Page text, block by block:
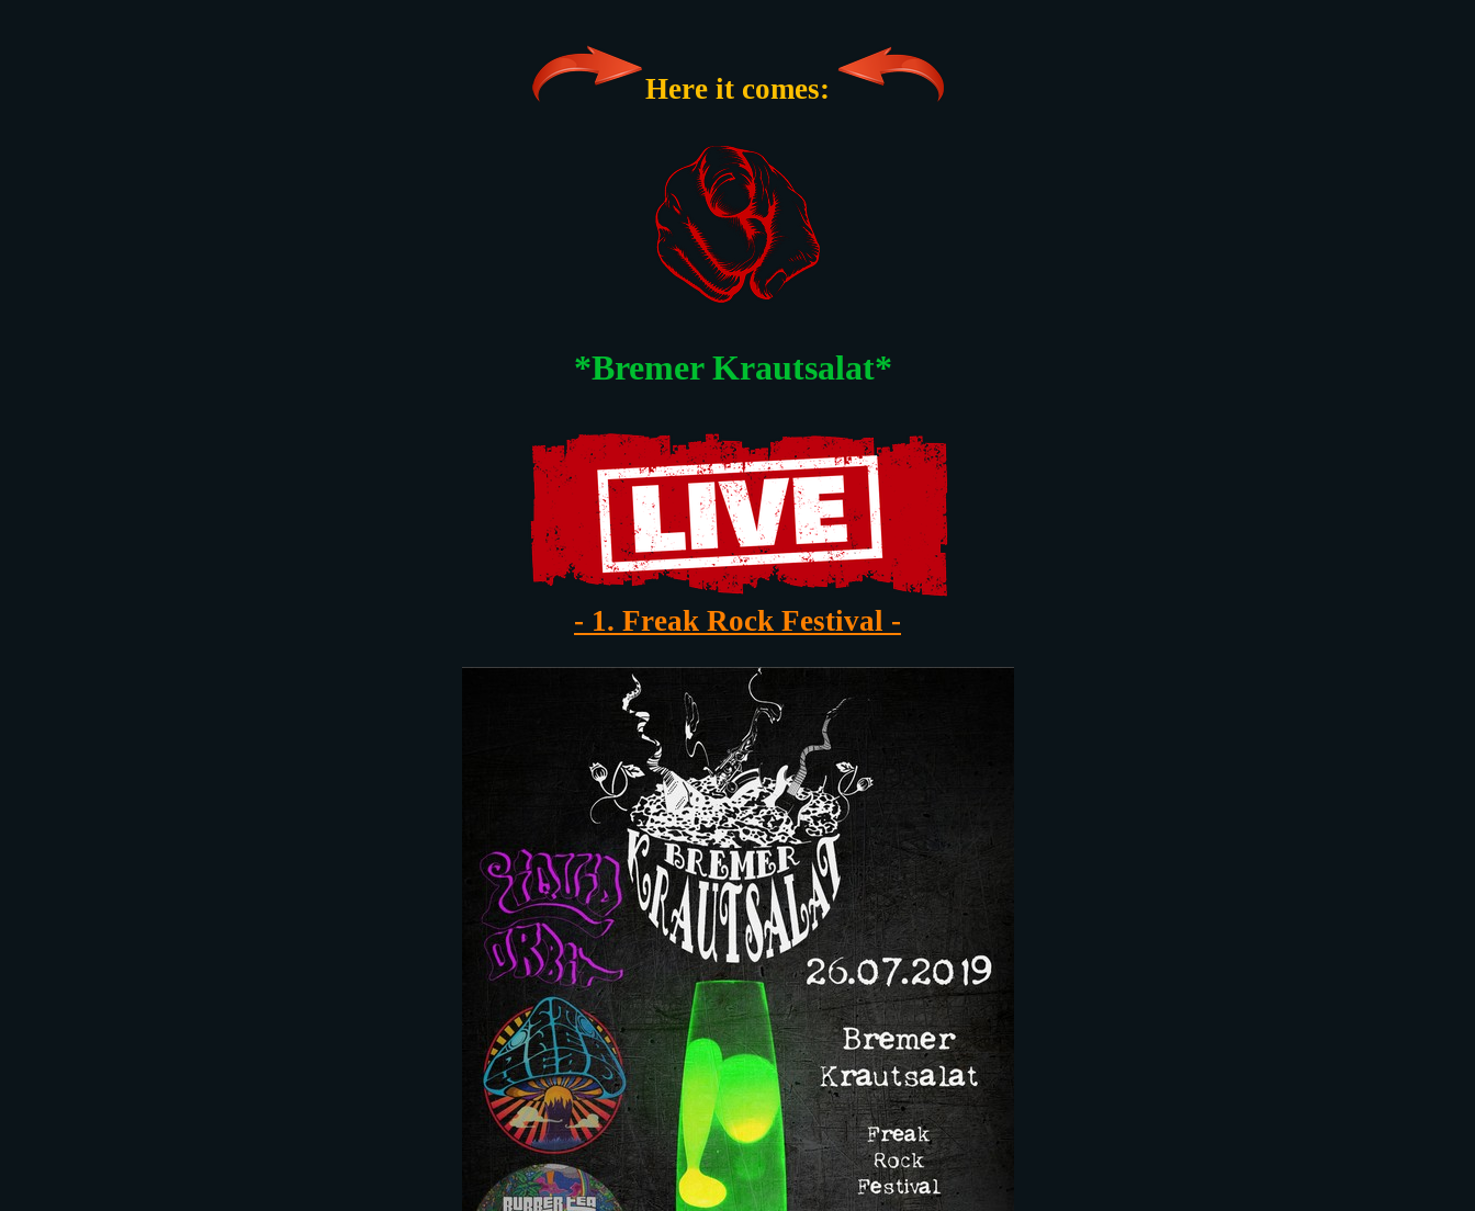
Here it comes:
*Bremer Krautsalat*
- 1. Freak Rock Festival -